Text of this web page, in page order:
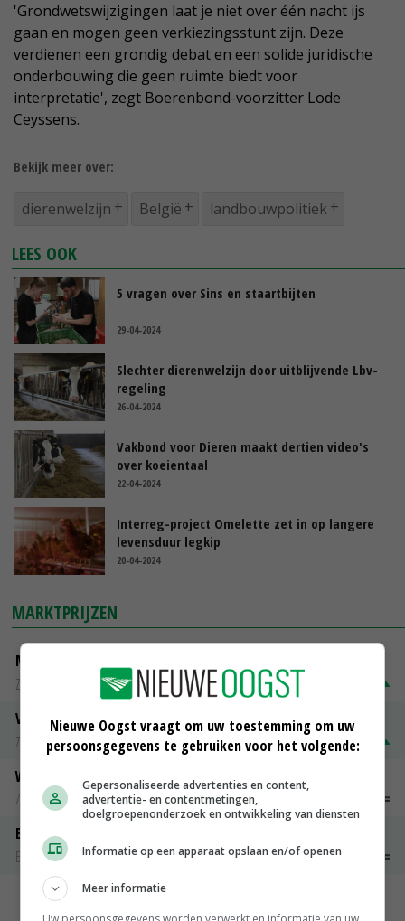
'Grondwetswijzigingen laat je niet over één nacht ijs
gaan en mogen geen verkiezingsstunt zijn. Deze
verdienen een grondig debat en een solide juridische
onderbouwing die geen ruimte biedt voor
interpretatie', zegt Boerenbond-voorzitter Lode
Ceyssens.
Bekijk meer over:
dierenwelzijn België landbouwpolitiek
LEES OOK
5 vragen over Sins en staartbijten
29-04-2024
Slechter dierenwelzijn door uitblijvende Lbv-
regeling
26-04-2024
Vakbond voor Dieren maakt dertien video's
over koeientaal
22-04-2024
Interreg-project Omelette zet in op langere
levensduur legkip
20-04-2024
MARKTPRIJZEN
Magere melkpoeder
Zuivel weekprijzen
€ 269,00
Volle melkpoeder
Zuivel weekprijzen
€ 345,00 € 20,00
Weipoeder
Zuivel weekprijzen
Boeren Gouda 12 kg
Boerenkaas
€ 6,05 € 0,00
Nieuwe Oogst vraagt om uw toestemming om uw
persoonsgegevens te gebruiken voor het volgende:
Gepersonaliseerde advertenties en content,
advertentie- en contentmetingen,
doelgroepenonderzoek en ontwikkeling van diensten
Informatie op een apparaat opslaan en/of openen
Meer informatie